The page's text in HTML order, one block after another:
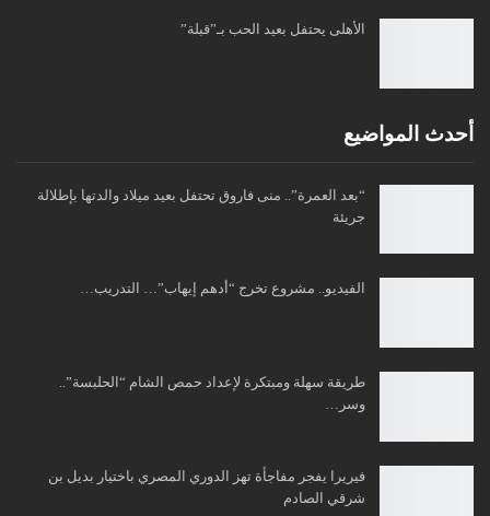
الأهلى يحتفل بعيد الحب بـ”قبلة”
أحدث المواضيع
“بعد العمرة”.. منى فاروق تحتفل بعيد ميلاد والدتها بإطلالة
جريئة
الفيديو.. مشروع تخرج “أدهم إيهاب”… التدريب…
طريقة سهلة ومبتكرة لإعداد حمص الشام “الحلبسة”..
وسر…
فيريرا يفجر مفاجأة تهز الدوري المصري باختيار بديل بن
شرقي الصادم